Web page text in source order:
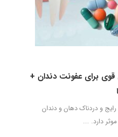
برای عفونت دندان +
و دردناک دهان و دندان
دارد. ...